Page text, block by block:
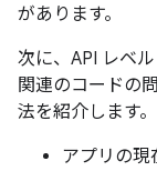
があります。
次に、API レベ
関連のコードの
法を紹介します。
アプリの現